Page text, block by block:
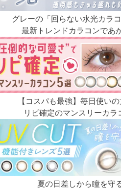
グレーの「回らない水光カラ
最新トレンドカラコンであ
【コスパも最強】毎日使い
リピ確定のマンスリーカラ
夏の日差しから瞳を守
ークルレンズ 1day 商品一覧を見る
カラ
カラコ
ンタクトレンズ 1day 商品一覧を見る
クリ